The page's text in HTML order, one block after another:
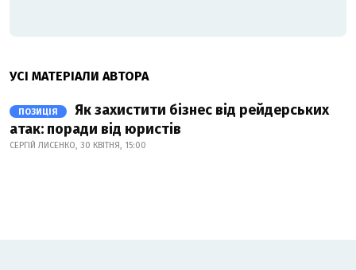
УСІ МАТЕРІАЛИ АВТОРА
ПОЗИЦІЯ
Як захистити бізнес від рейдерських
атак: поради від юристів
СЕРГІЙ ЛИСЕНКО, 30 КВІТНЯ, 15:00